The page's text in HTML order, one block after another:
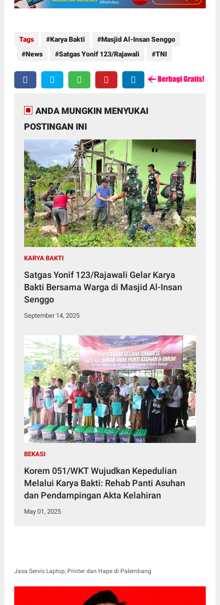
Tags Karya Bakti
Masjid Al-Insan Senggo
News
Satgas Yonif 123/Rajawali TNI
ANDA MUNGKIN MENYUKAI
POSTINGAN INI
KARYA BAKTI
Satgas Yonif 123/Rajawali Gelar Karya
Bakti Bersama Warga di Masjid Al-Insan
Senggo
September 14, 2025
BEKASI
Korem 051/WKT Wujudkan Kepedulian
Melalui Karya Bakti: Rehab Panti Asuhan
dan Pendampingan Akta Kelahiran
May 01, 2025
Jasa Servis Laptop, Printer dan Hape di Palembang